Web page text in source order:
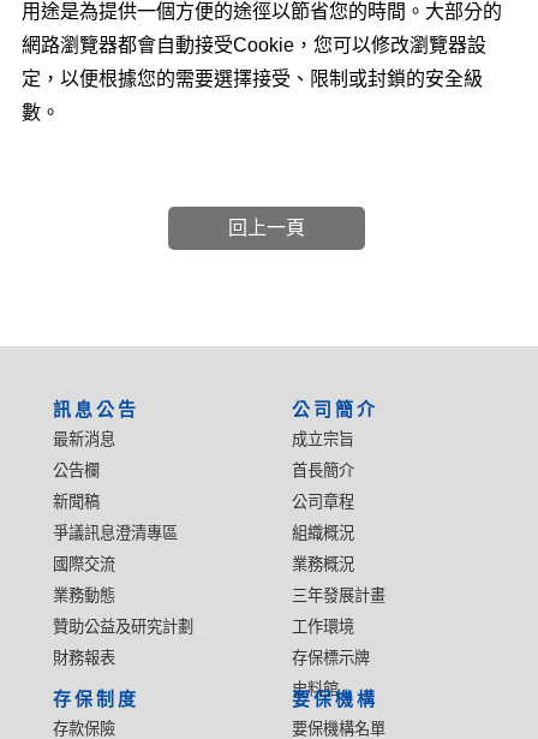
用途是為提供一個方便的途徑以節省您的時間。大部分的
網路瀏覽器都會自動接受Cookie，您可以修改瀏覽器設
定，以便根據您的需要選擇接受、限制或封鎖的安全級
數。
回上一頁
訊息公告
最新消息
公告欄
新聞稿
爭議訊息澄清專區
國際交流
業務動態
贊助公益及研究計劃
財務報表
公司簡介
成立宗旨
首長簡介
公司章程
組織概況
業務概況
三年發展計畫
工作環境
存保標示牌
史料館
存保制度
存款保險
要保機構
要保機構名單